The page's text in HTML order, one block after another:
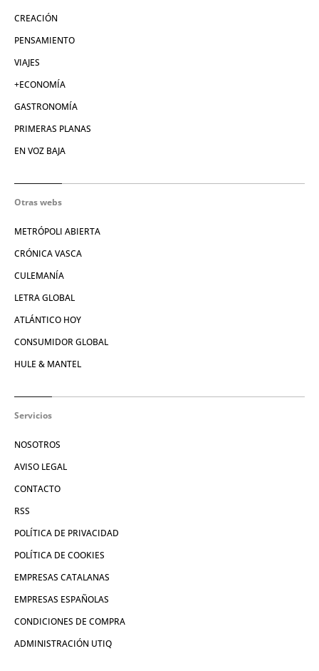
CREACIÓN
PENSAMIENTO
VIAJES
+ECONOMÍA
GASTRONOMÍA
PRIMERAS PLANAS
EN VOZ BAJA
Otras webs
METRÓPOLI ABIERTA
CRÓNICA VASCA
CULEMANÍA
LETRA GLOBAL
ATLÁNTICO HOY
CONSUMIDOR GLOBAL
HULE & MANTEL
Servicios
NOSOTROS
AVISO LEGAL
CONTACTO
RSS
POLÍTICA DE PRIVACIDAD
POLÍTICA DE COOKIES
EMPRESAS CATALANAS
EMPRESAS ESPAÑOLAS
CONDICIONES DE COMPRA
ADMINISTRACIÓN UTIQ